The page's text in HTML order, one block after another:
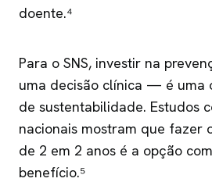
doente.⁴
Para o SNS, investir na
uma decisão clínica — é uma
de sustentabilidade. Estudos
nacionais mostram que fazer
de 2 em 2 anos é a opção
benefício.⁵